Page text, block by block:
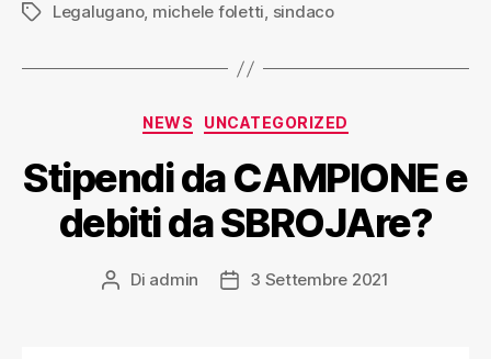
Legalugano, michele foletti, sindaco
NEWS UNCATEGORIZED
Stipendi da CAMPIONE e
debiti da SBROJAre?
Di admin 3 Settembre 2021